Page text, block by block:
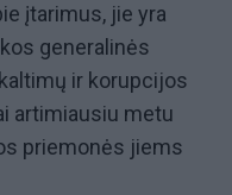
įtarimus, jie yra
generalinės
ir korupcijos
artimiausiu metu
priemonės jiems